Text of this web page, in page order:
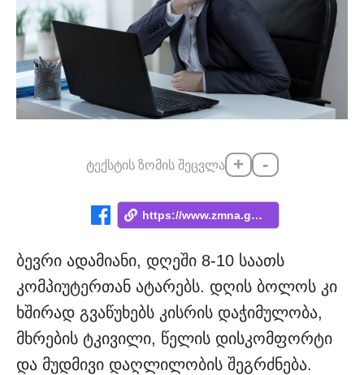
ტექსტის ზომის შეცვლა + -
https://www.zmna.ge/news/mjdomare-samush...
ბევრი ადამიანი, დღეში 8-10 საათს
კომპიუტერთან ატარებს. დღის ბოლოს კი
ხშირად გვაწუხებს კისრის დაჭიმულობა,
მხრების ტკივილი, წელის დისკომფორტი
და მუდმივი დაღლილობის შეგრძნება.